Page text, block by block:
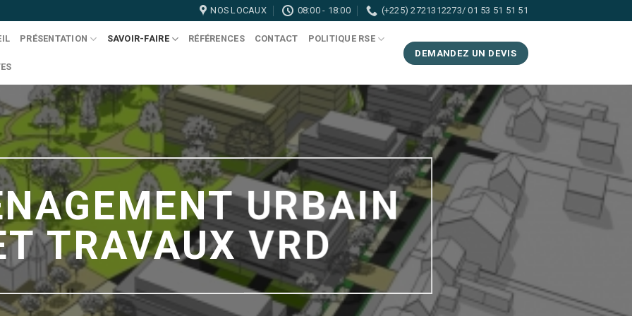
NOS LOCAUX 08:00 - 18:00 (+225) 2721312273/ 01 53 51 51 51
PRÉSENTATION SAVOIR-FAIRE RÉFÉRENCES CONTACT POLITIQUE RSE
DEMANDEZ UN DEVIS
URBAIN
TRAVAUX VRD